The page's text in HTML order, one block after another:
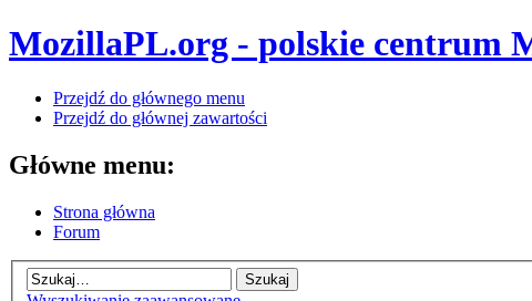
MozillaPL.org - polskie centrum
Przejdź do głównego menu
Przejdź do głównej zawartości
Główne menu:
Strona główna
Forum